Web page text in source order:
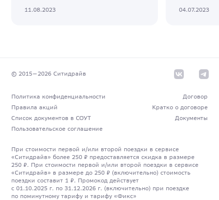
11.08.2023 04.07.2023
© 2015—2026 Cитидрайв
Политика конфиденциальности
Правила акций
Список документов в СОУТ
Пользовательское соглашение
Договор
Кратко о договоре
Документы
При стоимости первой и/или второй поездки в сервисе
«Ситидрайв» более 250 ₽ предоставляется скидка в размере
250 ₽. При стоимости первой и/или второй поездки в сервисе
«Ситидрайв» в размере до 250 ₽ (включительно) стоимость
поездки составит 1 ₽. Промокод действует
с 01.10.2025 г. по 31.12.2026 г. (включительно) при поездке
по поминутному тарифу и тарифу «Фикс»